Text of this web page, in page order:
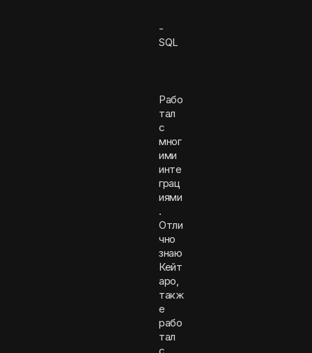
-
SQL
Рабо
тал
с
мног
ими
инте
грац
иями
.
Отли
чно
знаю
Кейт
аро,
такж
е
рабо
тал